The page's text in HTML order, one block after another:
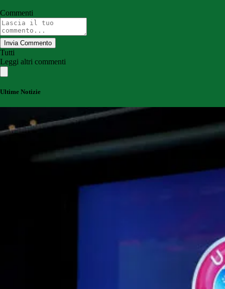
Commenti
Invia Commento
Tutti
Leggi altri commenti
Ultime Notizie